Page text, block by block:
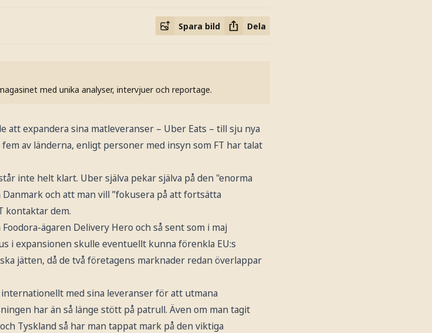
Spara bild Dela
med unika analyser, intervjuer och reportage.
expandera sina matleveranser – Uber Eats – till sju nya
av länderna, enligt personer med insyn som FT har talat
inte helt klart. Uber själva pekar själva på den "enorma
och att man vill ”fokusera på att fortsätta
kontaktar dem.
ägaren Delivery Hero och så sent som i maj
i expansionen skulle eventuellt kunna förenkla EU:s
jätten, då de två företagens marknader redan överlappar
med sina leveranser för att utmana
har än så länge stött på patrull. Även om man tagit
Tyskland så har man tappat mark på den viktiga